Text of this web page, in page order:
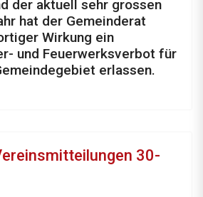
der aktuell sehr grossen
hat der Gemeinderat
Wirkung ein
und Feuerwerksverbot für
erlassen.
30-